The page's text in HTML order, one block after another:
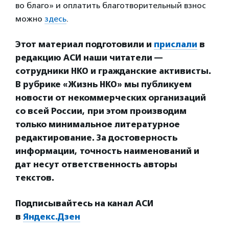
во благо» и оплатить благотворительный взнос
можно здесь.
Этот материал подготовили и прислали в
редакцию АСИ наши читатели —
сотрудники НКО и гражданские активисты.
В рубрике «Жизнь НКО» мы публикуем
новости от некоммерческих организаций
со всей России, при этом производим
только минимальное литературное
редактирование. За достоверность
информации, точность наименований и
дат несут ответственность авторы
текстов.
Подписывайтесь на канал АСИ
в Яндекс.Дзен